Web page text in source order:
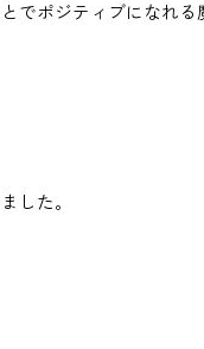
でポジティブになれる
した。